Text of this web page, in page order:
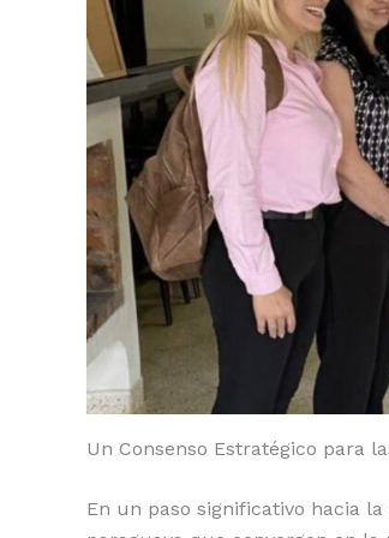
o
o
k
p
p
Un Consenso Estratégico para
En un paso significativo hacia